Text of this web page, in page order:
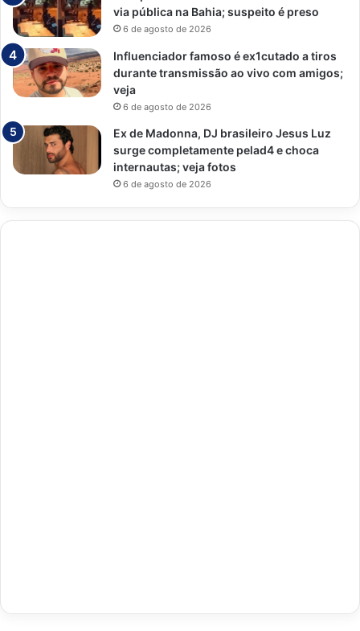
via pública na Bahia; suspeito é preso
6 de agosto de 2026
Influenciador famoso é ex1cutado a tiros
durante transmissão ao vivo com amigos;
veja
6 de agosto de 2026
Ex de Madonna, DJ brasileiro Jesus Luz
surge completamente pelad4 e choca
internautas; veja fotos
6 de agosto de 2026